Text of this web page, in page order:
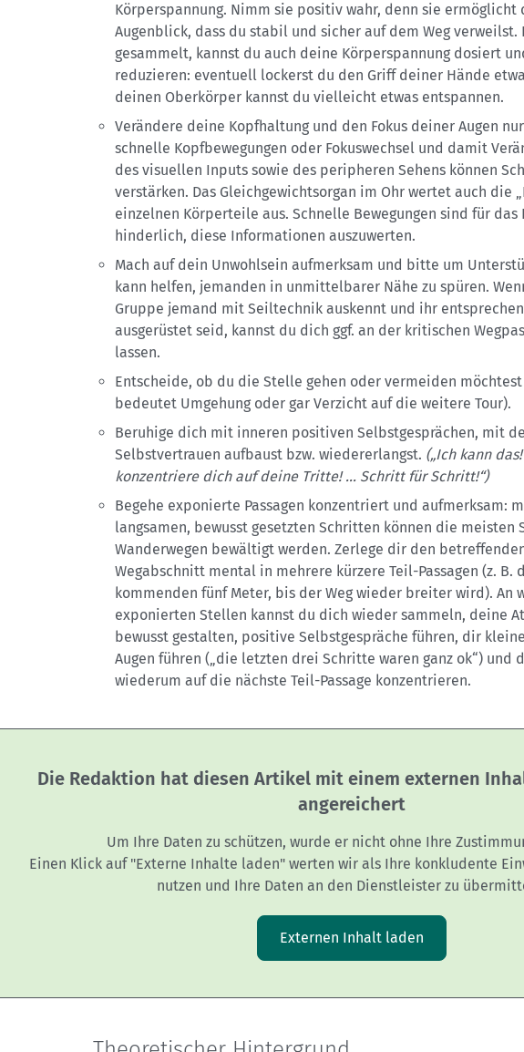
Körperspannung. Nimm sie positiv wahr, denn sie ermöglicht
Augenblick, dass du stabil und sicher auf dem Weg verweilst.
gesammelt, kannst du auch deine Körperspannung dosiert
reduzieren: eventuell lockerst du den Griff deiner Hände
deinen Oberkörper kannst du vielleicht etwas entspannen.
Verändere deine Kopfhaltung und den Fokus deiner Augen
schnelle Kopfbewegungen oder Fokuswechsel und damit
des visuellen Inputs sowie des peripheren Sehens können
verstärken. Das Gleichgewichtsorgan im Ohr wertet auch die
einzelnen Körperteile aus. Schnelle Bewegungen sind für das
hinderlich, diese Informationen auszuwerten.
Mach auf dein Unwohlsein aufmerksam und bitte um
kann helfen, jemanden in unmittelbarer Nähe zu spüren.
Gruppe jemand mit Seiltechnik auskennt und ihr
ausgerüstet seid, kannst du dich ggf. an der kritischen
lassen.
Entscheide, ob du die Stelle gehen oder vermeiden
bedeutet Umgehung oder gar Verzicht auf die weitere Tour).
Beruhige dich mit inneren positiven Selbstgesprächen, mit
Selbstvertrauen aufbaust bzw. wiedererlangst. („Ich kann
konzentriere dich auf deine Tritte! … Schritt für Schritt!“)
Begehe exponierte Passagen konzentriert und aufmerksam:
langsamen, bewusst gesetzten Schritten können die meisten
Wanderwegen bewältigt werden. Zerlege dir den
Wegabschnitt mental in mehrere kürzere Teil-Passagen (z. B.
kommenden fünf Meter, bis der Weg wieder breiter wird). An
exponierten Stellen kannst du dich wieder sammeln, deine
bewusst gestalten, positive Selbstgespräche führen, dir
Augen führen („die letzten drei Schritte waren ganz ok“) und
wiederum auf die nächste Teil-Passage konzentrieren.
Die Redaktion hat diesen Artikel mit einem externen
angereichert
Um Ihre Daten zu schützen, wurde er nicht ohne Ihre
Einen Klick auf "Externe Inhalte laden" werten wir als Ihre konkludente
nutzen und Ihre Daten an den Dienstleister zu
Externen Inhalt laden